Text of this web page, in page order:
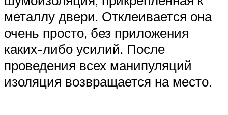
металлу двери. Отклеивается она
очень просто, без приложения
каких-либо усилий. После
проведения всех манипуляций
изоляция возвращается на место.